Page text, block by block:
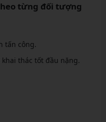
từng đối tượng
tấn công.
thác tốt đầu nặng.